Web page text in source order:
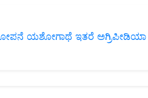
ಯಶೋಗಾಥೆ ಇತರೆ ಅಗ್ರಿಪೀಡಿಯಾ